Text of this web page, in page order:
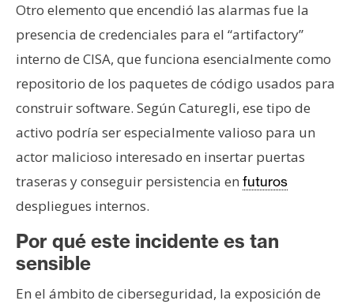
Otro elemento que encendió las alarmas fue la
presencia de credenciales para el “artifactory”
interno de CISA, que funciona esencialmente como
repositorio de los paquetes de código usados para
construir software. Según Caturegli, ese tipo de
activo podría ser especialmente valioso para un
actor malicioso interesado en insertar puertas
traseras y conseguir persistencia en futuros
despliegues internos.
Por qué este incidente es tan
sensible
En el ámbito de ciberseguridad, la exposición de